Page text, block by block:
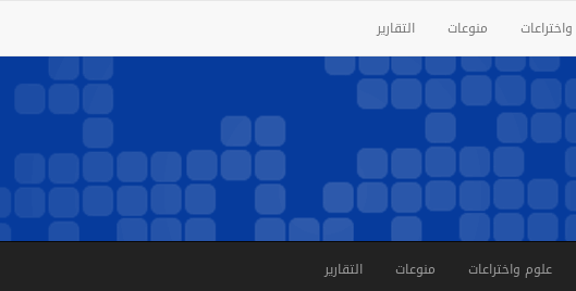
منوعات التقارير
علوم واختراعات منوعات التقارير